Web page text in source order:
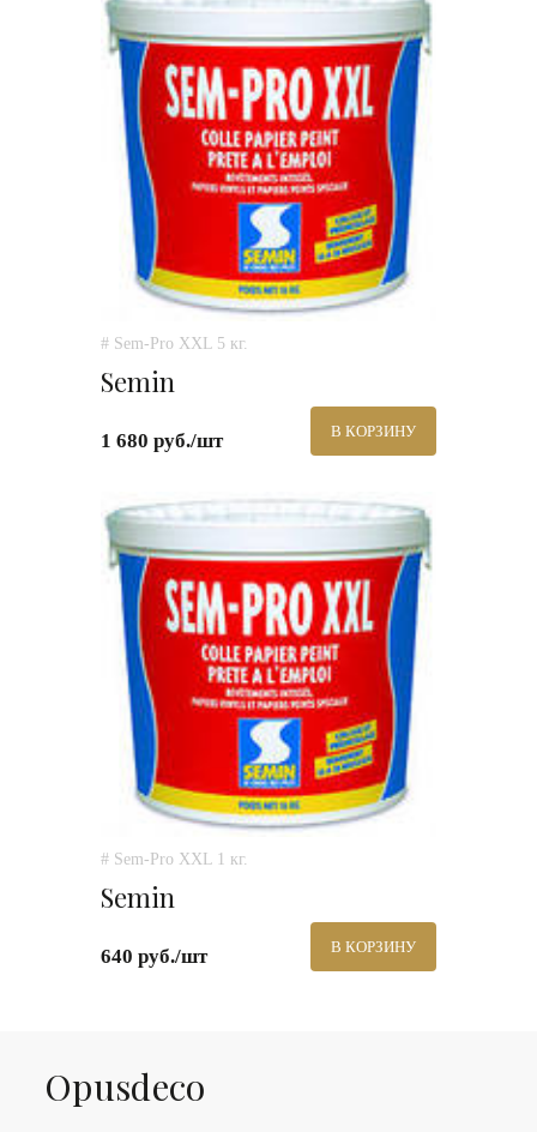
# Sem-Pro XXL 5 кг.
Semin
1 680 руб./шт В КОРЗИНУ
# Sem-Pro XXL 1 кг.
Semin
640 руб./шт В КОРЗИНУ
Оpusdeco